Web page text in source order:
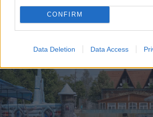
CONFIRM
Data Deletion Data Access